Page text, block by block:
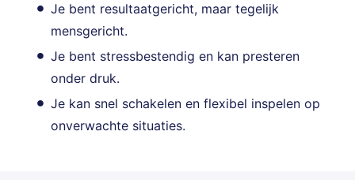
Je bent resultaatgericht, maar tegelijk
mensgericht.
Je bent stressbestendig en kan presteren
onder druk.
Je kan snel schakelen en flexibel inspelen op
onverwachte situaties.